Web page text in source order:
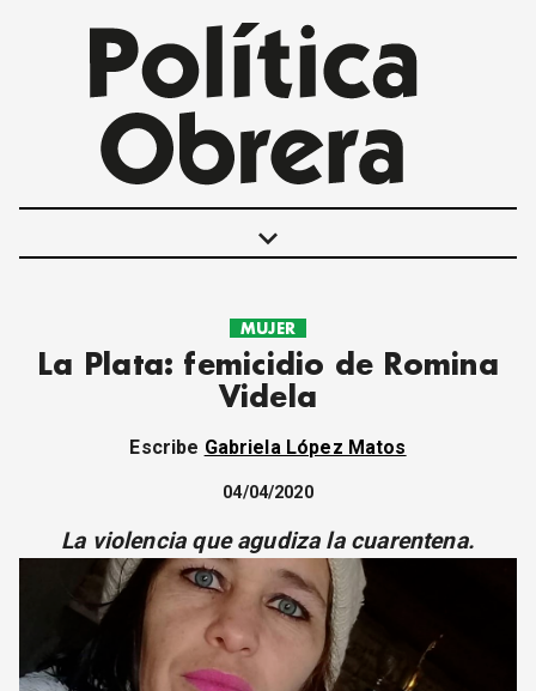
keyboard_arrow_down
POLÍTICAS
INTERNACIONALES
MOVIMIENTO OBRERO
ECONOMÍA
SOCIEDAD Y CULTURA
CORREO DE LECTORES
DEBATE
ARCHIVO
DECLARACIONES
OPINIÓN
MUJER
La Plata: femicidio de Romina
Videla
Escribe Gabriela López Matos
04/04/2020
La violencia que agudiza la cuarentena.